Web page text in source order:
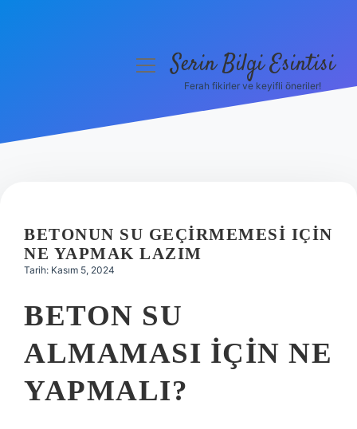
Hakkımızda
menüyüSerin Bilgi Esintisi
Ferah fikirler ve keyifli öneriler!
BETONUN SU GEÇIRMEMESI IÇIN
NE YAPMAK LAZIM
Tarih: Kasım 5, 2024
BETON SU
ALMAMASI IÇIN NE
YAPMALI?